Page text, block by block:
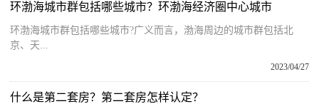
环渤海城市群包括哪些城市？环渤海经济圈中心城市
环渤海城市群包括哪些城市?广义而言，渤海周边的城市群包括北
京、天...
2023/04/27
什么是第二套房？第二套房怎样认定？